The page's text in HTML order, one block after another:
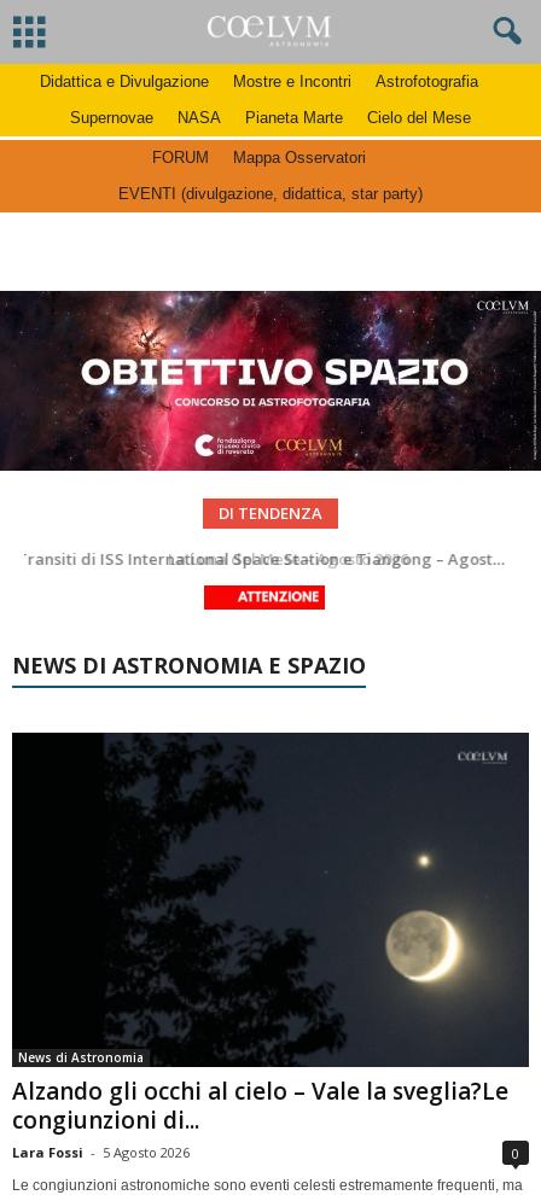
Didattica e Divulgazione Mostre e Incontri
Astrofotografia
Supernovae
NASA Pianeta Marte Cielo del Mese
FORUM
Mappa Osservatori
EVENTI (divulgazione, didattica, star party)
DI TENDENZA
La Luna del Mese – Agosto 2026
Le costellazioni di Agosto 2026: Delfino
NEWS DI ASTRONOMIA E SPAZIO
News di Astronomia
Alzando gli occhi al cielo – Vale la sveglia?Le
congiunzioni di...
Lara Fossi - 5 Agosto 2026 0
Le congiunzioni astronomiche sono eventi celesti estremamente frequenti, ma